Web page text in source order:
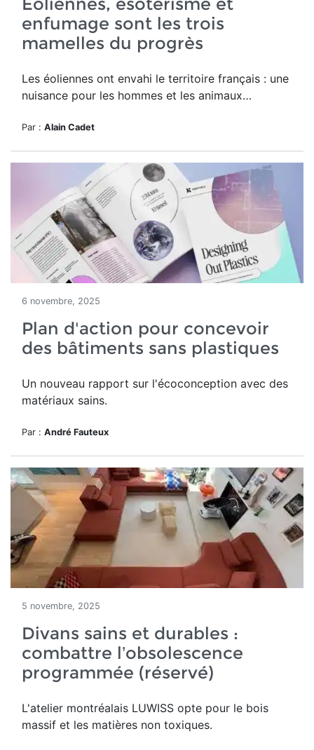
enfumage sont les trois
mamelles du progrès
Les éoliennes ont envahi le territoire français : une
nuisance pour les hommes et les animaux…
Par : Alain Cadet
6 novembre, 2025
Plan d'action pour concevoir
des bâtiments sans plastiques
Un nouveau rapport sur l'écoconception avec des
matériaux sains.
Par : André Fauteux
5 novembre, 2025
Divans sains et durables :
combattre l’obsolescence
programmée (réservé)
L'atelier montréalais LUWISS opte pour le bois
massif et les matières non toxiques.